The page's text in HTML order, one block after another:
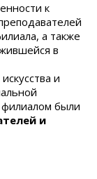
к
а также
в
и
филиалом были
и